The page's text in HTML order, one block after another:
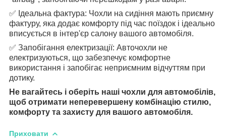
✅ Ідеальна фактура: Чохли на сидіння мають приємну
фактуру, яка додає комфорту під час поїздок і ідеально
вписується в інтер'єр салону вашого автомобіля.
✅ Запобігання електризації: Авточохли не
електризуються, що забезпечує комфортне
використання і запобігає неприємним відчуттям при
дотику.
Не вагайтесь і оберіть наші чохли для автомобілів,
щоб отримати неперевершену комбінацію стилю,
комфорту та захисту для вашого автомобіля.
Приховати